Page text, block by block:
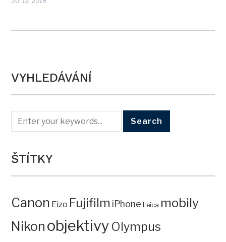
VYHLEDÁVÁNÍ
ŠTÍTKY
Canon Eizo Fujifilm iPhone Leica mobily
Nikon objektivy Olympus